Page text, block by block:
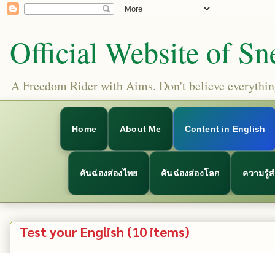
Official Website of
A Freedom Rider with Aims. Don't believe
Home About Me Content in English
คันฉ่องส่องไทย คันฉ่องส่องโลก ความรู้
Test your English (10 items)